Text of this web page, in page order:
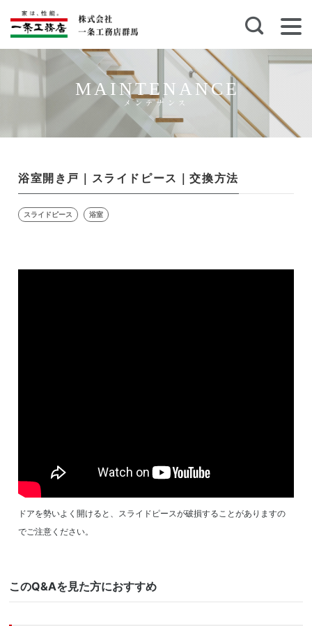
MAINTENANCE
メンテナンス
浴室開き戸｜スライドピース｜交換方法
スライドピース 浴室
gunma.com/public_html/wp-content/themes/customizy/single-
maintenance.php
ドアを勢いよく開けると、スライドピースが破損することがありますの
でご注意ください。
このQ&Aを見た方におすすめ